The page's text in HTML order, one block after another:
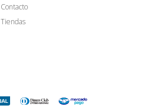
Contacto
Tiendas